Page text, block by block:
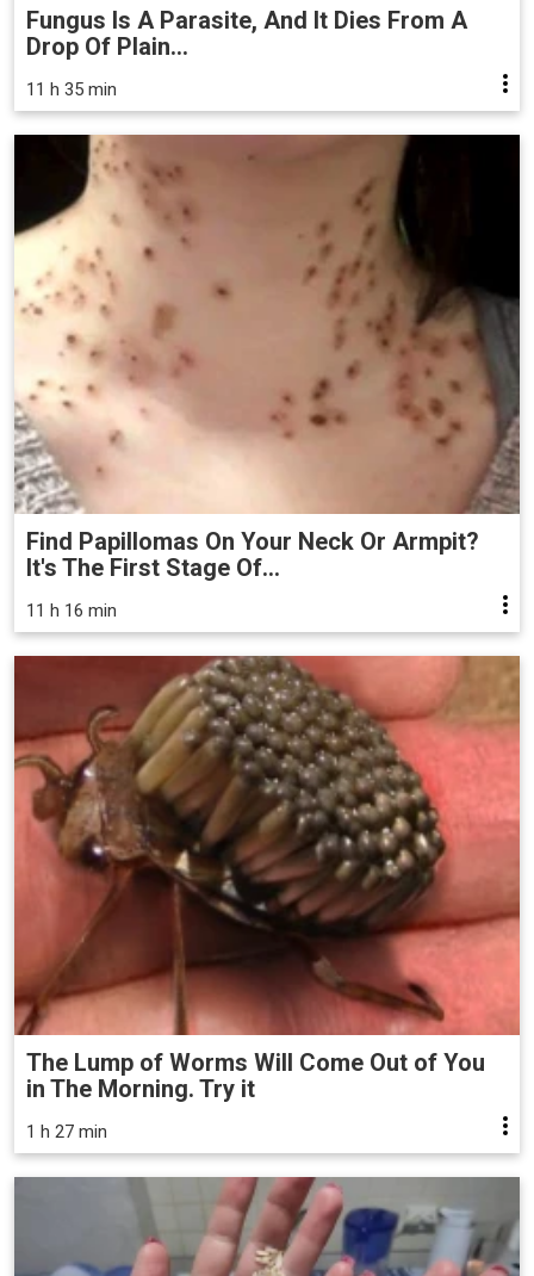
Fungus Is A Parasite, And It Dies From A
Drop Of Plain...
11 h 35 min
Find Papillomas On Your Neck Or Armpit?
It's The First Stage Of...
11 h 16 min
The Lump of Worms Will Come Out of You
in The Morning. Try it
1 h 27 min